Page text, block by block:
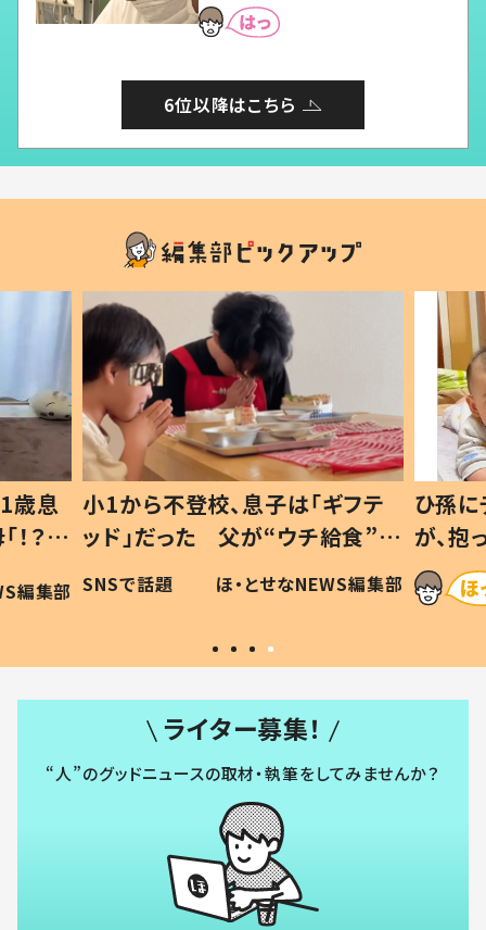
6位以降はこちら
登校、息子は「ギフテ
った 父が“ウチ給食”を
る理由とは #令和の親
子
ほ・とせなNEWS編集部
ひ孫にデレデレな80
が、抱っこすると…ひ
「涙が出ました」「可愛
い」
ほ・とせな
ライター募集！
“人”のグッドニュースの取材・執筆をしてみませんか？